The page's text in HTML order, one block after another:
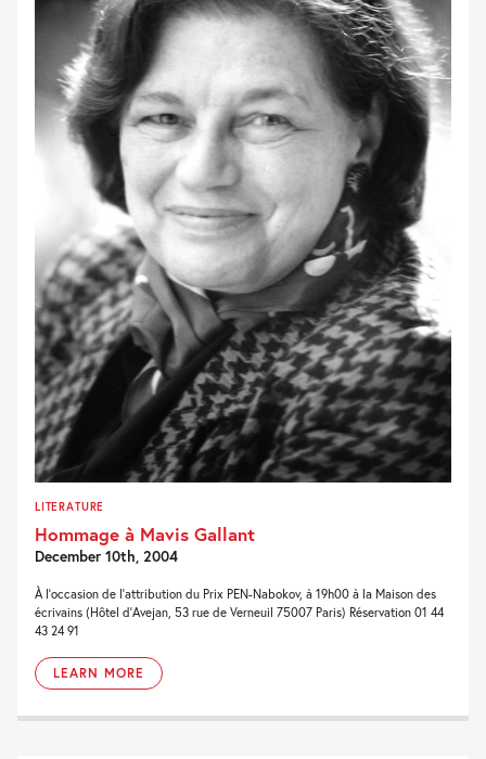
LITERATURE
Hommage à Mavis Gallant
December 10th, 2004
À l’occasion de l’attribution du Prix PEN-Nabokov, à 19h00 à la Maison des
écrivains (Hôtel d’Avejan, 53 rue de Verneuil 75007 Paris) Réservation 01 44
43 24 91
LEARN MORE